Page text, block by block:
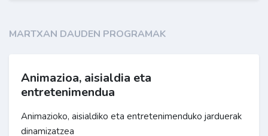
MARTXAN DAUDEN PROGRAMAK
Animazioa, aisialdia eta
entretenimendua
Animazioko, aisialdiko eta entretenimenduko jarduerak
dinamizatzea